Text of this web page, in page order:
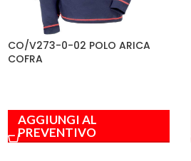
CO/V273-0-02 POLO ARICA
COFRA
AGGIUNGI AL
PREVENTIVO